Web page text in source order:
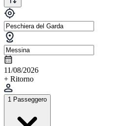
11/08/2026
+ Ritorno
1 Passeggero